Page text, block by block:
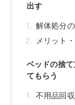
出す
解体処分
メリット
ベッドの捨
てもらう
不用品回